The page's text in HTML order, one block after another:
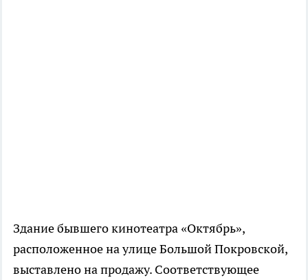
Здание бывшего кинотеатра «Октябрь»,
расположенное на улице Большой Покровской,
выставлено на продажу. Соответствующее